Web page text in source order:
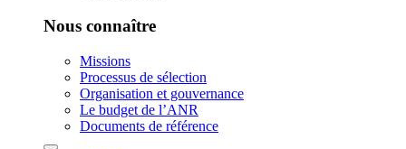
Nous connaître
Missions
Processus de sélection
Organisation et gouvernance
Le budget de l’ANR
Documents de référence